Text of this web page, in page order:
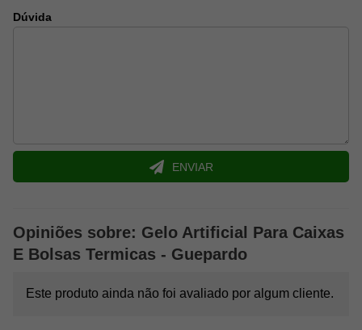
Dúvida
ENVIAR
Opiniões sobre: Gelo Artificial Para Caixas
E Bolsas Termicas - Guepardo
Este produto ainda não foi avaliado por algum cliente.